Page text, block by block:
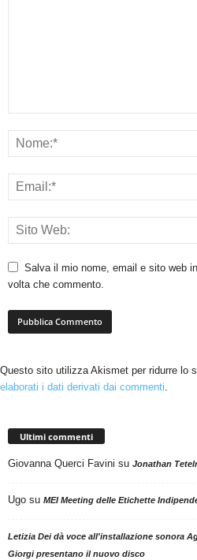
Salva il mio nome, email e sito web
volta che commento.
Questo sito utilizza Akismet per ridurre lo
elaborati i dati derivati dai commenti.
Ultimi commenti
Giovanna Querci Favini su Jonathan
Ugo su MEI Meeting delle Etichette
Letizia Dei dà voce all'installazione sonora
Giorgi presentano il nuovo disco